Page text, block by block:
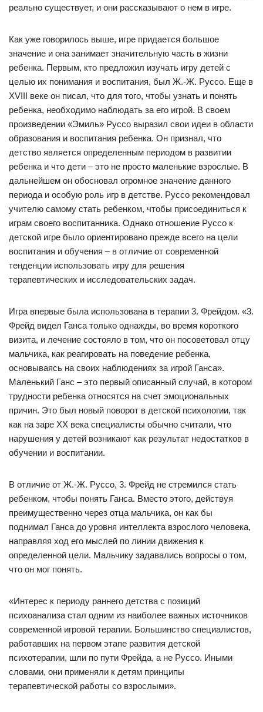
реально существует, и они рассказывают о нем в игре.
Как уже говорилось выше, игре придается большое
значение и она занимает значительную часть в жизни
ребенка. Первым, кто предложил изучать игру детей с
целью их понимания и воспитания, был Ж.-Ж. Руссо. Еще в
XVIII веке он писал, что для того, чтобы узнать и понять
ребенка, необходимо наблюдать за его игрой. В своем
произведении «Эмиль» Руссо выразил свои идеи в области
образования и воспитания ребенка. Он признал, что
детство является определенным периодом в развитии
ребенка и что дети – это не просто маленькие взрослые. В
дальнейшем он обосновал огромное значение данного
периода и особую роль игр в детстве. Руссо рекомендовал
учителю самому стать ребенком, чтобы присоединиться к
играм своего воспитанника. Однако отношение Руссо к
детской игре было ориентировано прежде всего на цели
воспитания и обучения – в отличие от современной
тенденции использовать игру для решения
терапевтических и исследовательских задач.
Игра впервые была использована в терапии 3. Фрейдом. «3.
Фрейд видел Ганса только однажды, во время короткого
визита, и лечение состояло в том, что он посоветовал отцу
мальчика, как реагировать на поведение ребенка,
основываясь на своих наблюдениях за игрой Ганса».
Маленький Ганс – это первый описанный случай, в котором
трудности ребенка относятся на счет эмоциональных
причин. Это был новый поворот в детской психологии, так
как на заре XX века специалисты обычно считали, что
нарушения у детей возникают как результат недостатков в
обучении и воспитании.
В отличие от Ж.-Ж. Руссо, 3. Фрейд не стремился стать
ребенком, чтобы понять Ганса. Вместо этого, действуя
преимущественно через отца мальчика, он как бы
поднимал Ганса до уровня интеллекта взрослого человека,
направляя ход его мыслей по линии движения к
определенной цели. Мальчику задавались вопросы о том,
что он мог понять.
«Интерес к периоду раннего детства с позиций
психоанализа стал одним из наиболее важных источников
современной игровой терапии. Большинство специалистов,
работавших на первом этапе развития детской
психотерапии, шли по пути Фрейда, а не Руссо. Иными
словами, они применяли к детям принципы
терапевтической работы со взрослыми».